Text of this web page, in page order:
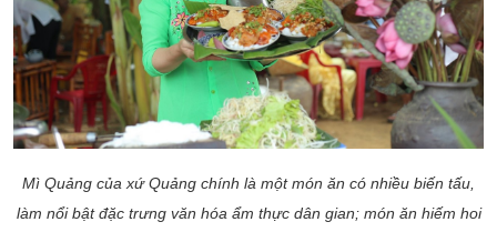
Mì Quảng của xứ Quảng chính là một món ăn có nhiều biến tấu,
làm nổi bật đặc trưng văn hóa ẩm thực dân gian; món ăn hiếm hoi